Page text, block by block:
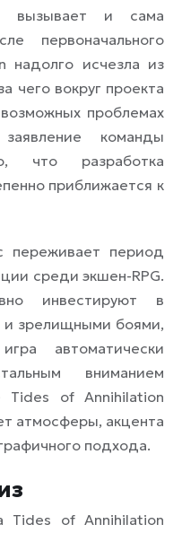
вызывает и сама
первоначального
надолго исчезла из
чего вокруг проекта
проблемах
команды
что разработка
приближается к
переживает период
среди экшен-RPG.
инвестируют в
зрелищными боями,
автоматически
вниманием
Tides of Annihilation
атмосферы, акцента
подхода.
Tides of Annihilation